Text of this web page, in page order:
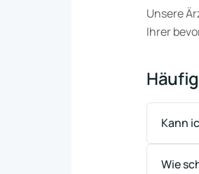
Unsere
Ihrer
Kann
Wie